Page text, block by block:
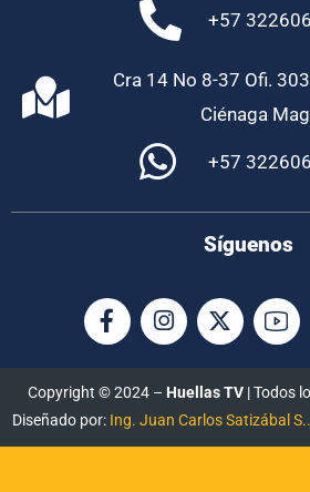
+57
Cra 14 No 8-37 Ofi.
Ciénaga
+57
Síguenos
Copyright © 2024 – Huellas TV| Todos
Diseñado por: Ing. Juan Carlos Satizábal